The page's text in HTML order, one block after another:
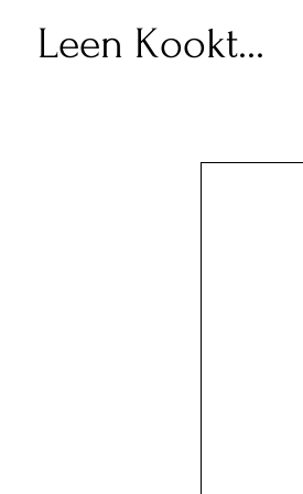
Leen Kookt...